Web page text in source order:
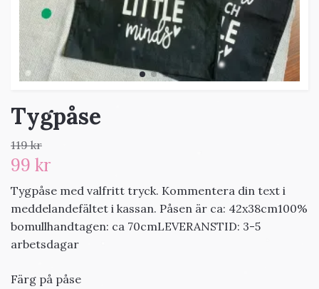
Tygpåse
119 kr
99 kr
Tygpåse med valfritt tryck. Kommentera din text i
meddelandefältet i kassan. Påsen är ca: 42x38cm100%
bomullhandtagen: ca 70cmLEVERANSTID: 3-5
arbetsdagar
Färg på påse